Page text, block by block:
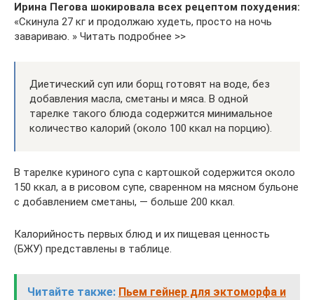
Ирина Пегова шокировала всех рецептом похудения:
«Скинула 27 кг и продолжаю худеть, просто на ночь
завариваю. » Читать подробнее >>
Диетический суп или борщ готовят на воде, без
добавления масла, сметаны и мяса. В одной
тарелке такого блюда содержится минимальное
количество калорий (около 100 ккал на порцию).
В тарелке куриного супа с картошкой содержится около
150 ккал, а в рисовом супе, сваренном на мясном бульоне
с добавлением сметаны, — больше 200 ккал.
Калорийность первых блюд и их пищевая ценность
(БЖУ) представлены в таблице.
Читайте также: Пьем гейнер для эктоморфа и